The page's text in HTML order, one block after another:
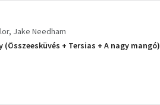
Jake Needham
(Összeesküvés + Tersias + A nagy mangó)